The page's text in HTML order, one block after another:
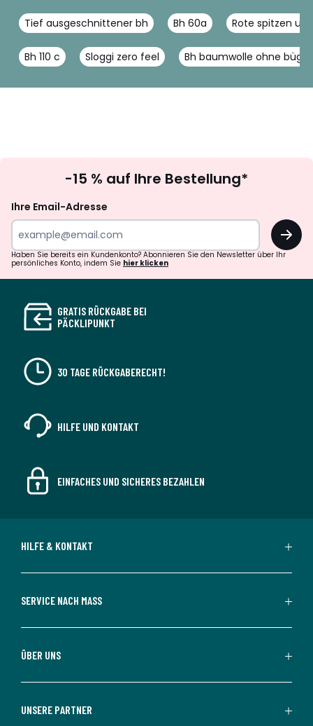
Tief ausgeschnittener bh Bh 60a Rote spitzen
Bh 110 c Sloggi zero feel Bh baumwolle ohne
abonnieren
-15 % auf Ihre Bestellung*
Ihre Email-Adresse
OK
Haben Sie bereits ein Kundenkonto? Abonnieren Sie den Newsletter über Ihr
persönliches Konto, indem Sie hier klicken
GRATIS RÜCKGABE BEI
PÄCKLIPUNKT
30 TAGE RÜCKGABERECHT!
HILFE UND KONTAKT
EINFACHES UND SICHERES BEZAHLEN
HILFE & KONTAKT
SERVICE NACH MASS
ÜBER UNS
UNSERE PARTNER